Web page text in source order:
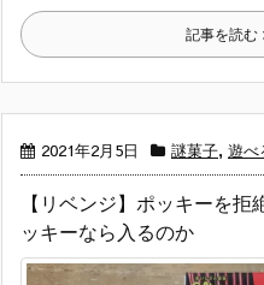
記事を読む
2021年2月5日 謎菓子, 遊べ
【リベンジ】ポッキーを
ッキーなら入るのか